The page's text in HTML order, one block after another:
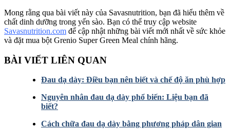
Mong rằng qua bài viết này của Savasnutrition, bạn đã hiểu thêm về
chất dinh dưỡng trong yến sào. Bạn có thể truy cập website
Savasnutrition.com để cập nhật những bài viết mới nhất về sức khỏe
và đặt mua bột Grenio Super Green Meal chính hãng.
BÀI VIẾT LIÊN QUAN
Đau dạ dày: Điều bạn nên biết và chế độ ăn phù hợp
Nguyên nhân đau dạ dày phổ biến: Liệu bạn đã
biết?
Cách chữa đau dạ dày bằng phương pháp dân gian